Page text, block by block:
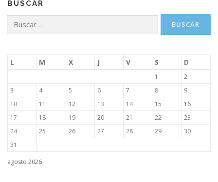
BUSCAR
agosto 2026
L M X J V S D
1
2
3
4 5 6 7 8
9
10
11 12 13 14 15
16
17
18 19 20 21 22
23
24
25 26 27 28 29
30
31